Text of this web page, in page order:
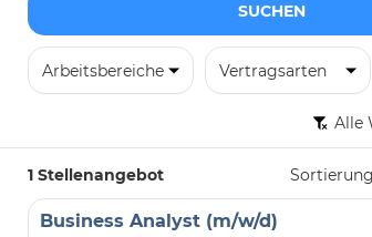
SUCHEN
Arbeitsbereiche Vertragsarten
Alle
1 Stellenangebot Sortierung
Business Analyst (m/w/d)